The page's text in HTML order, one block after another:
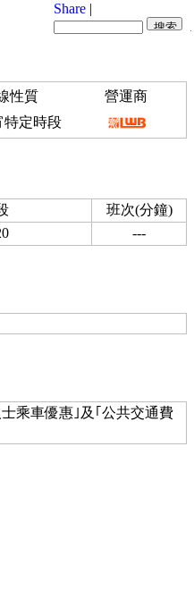
Share |
性質
營運商
定時段
班次(分鐘)
---
乘車優惠｣及｢公共交通費